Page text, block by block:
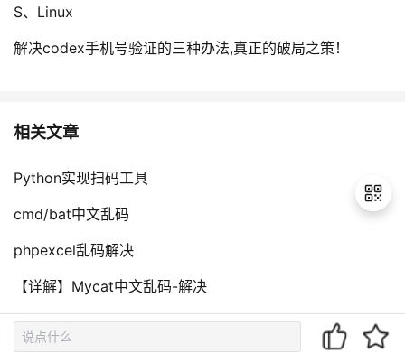
S、Linux
解决codex手机号验证的三种办法,真正的破局之策！
相关文章
Python实现扫码工具
cmd/bat中文乱码
phpexcel乱码解决
【详解】Mycat中文乱码-解决
HarmonyOS开发：安全代码扫描